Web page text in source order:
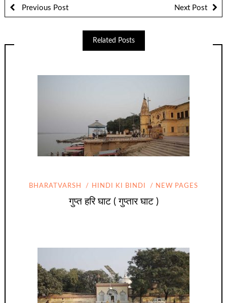
Previous Post Next Post
Related Posts
BHARATVARSH HINDI KI BINDI NEW PAGES
गुप्त हरि घाट ( गुप्तार घाट )